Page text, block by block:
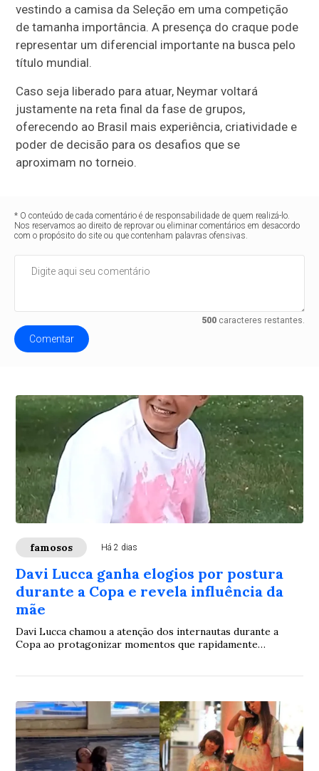
vestindo a camisa da Seleção em uma competição
de tamanha importância. A presença do craque pode
representar um diferencial importante na busca pelo
título mundial.
Caso seja liberado para atuar, Neymar voltará
justamente na reta final da fase de grupos,
oferecendo ao Brasil mais experiência, criatividade e
poder de decisão para os desafios que se
aproximam no torneio.
* O conteúdo de cada comentário é de responsabilidade de quem realizá-lo.
Nos reservamos ao direito de reprovar ou eliminar comentários em desacordo
com o propósito do site ou que contenham palavras ofensivas.
500caracteres restantes.
Comentar
famosos Há 2 dias
Davi Lucca ganha elogios por postura
durante a Copa e revela influência da
mãe
Davi Lucca chamou a atenção dos internautas durante a
Copa ao protagonizar momentos que rapidamente